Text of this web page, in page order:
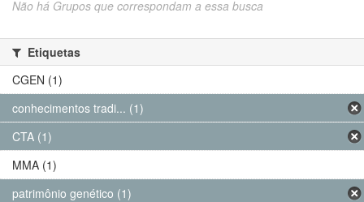
Não há Grupos que correspondam a essa busca
Etiquetas
CGEN (1)
conhecimentos tradi... (1)
CTA (1)
MMA (1)
patrimônio genético (1)